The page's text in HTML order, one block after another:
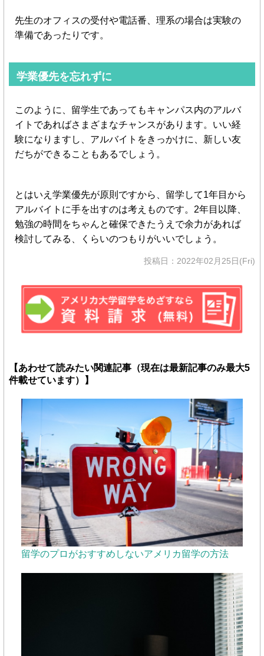
先生のオフィスの受付や電話番、理系の場合は実験の
準備であったりです。
学業優先を忘れずに
このように、留学生であってもキャンパス内のアルバ
イトであればさまざまなチャンスがあります。いい経
験になりますし、アルバイトをきっかけに、新しい友
だちができることもあるでしょう。
とはいえ学業優先が原則ですから、留学して1年目から
アルバイトに手を出すのは考えものです。2年目以降、
勉強の時間をちゃんと確保できたうえで余力があれば
検討してみる、くらいのつもりがいいでしょう。
投稿日：2022年02月25日(Fri)
【あわせて読みたい関連記事（現在は最新記事のみ最大5
件載せています）】
留学のプロがおすすめしないアメリカ留学の方法